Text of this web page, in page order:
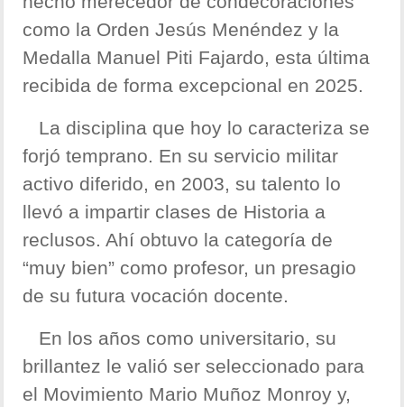
como la Orden Jesús Menéndez y la
Medalla Manuel Piti Fajardo, esta última
recibida de forma excepcional en 2025.
La disciplina que hoy lo caracteriza se
forjó temprano. En su servicio militar
activo diferido, en 2003, su talento lo
llevó a impartir clases de Historia a
reclusos. Ahí obtuvo la categoría de
“muy bien” como profesor, un presagio
de su futura vocación docente.
En los años como universitario, su
brillantez le valió ser seleccionado para
el Movimiento Mario Muñoz Monroy y,